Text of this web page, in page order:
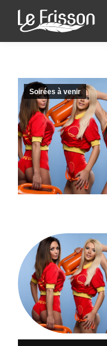
Soirées à venir